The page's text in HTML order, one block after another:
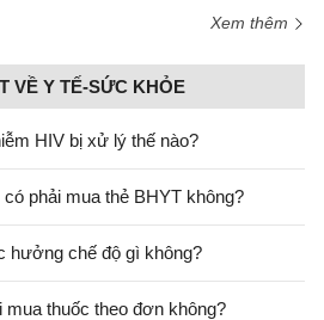
Xem thêm
VỀ Y TẾ-SỨC KHỎE
HIV bị xử lý thế nào?
phải mua thẻ BHYT không?
hưởng chế độ gì không?
thuốc theo đơn không?